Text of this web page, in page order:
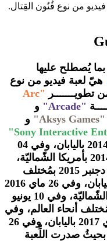
من نوع فُنُون القِتال.
بما يُصطلح عليها
هيّ لعبة فيديو من نوع
"Arc
"Arcade"
و
"Aksys Games"
و
صدرت في 20 فبراير 2014 باليابان، وفي 04
دجنبر 2014 باليابان، وفي 16 دجنبر 2014 بأمريكا الشّماليّة،
وفي 03 يونيو 2015 بأُوروبا، وفي 09 دجنبر 2015 بمُختلف
أنحاء العالم، وفي 25 غشت 2015 باليابان، وفي 26 ماي 2016
باليابان، وفي 07 يونيو 2016 بأمريكا الشّماليّة، وفي 10 يونيو
بأُوروبا، وفي 14 دجنبر 2016 بمُختلف أنحاء العالم، وفي
30 مارس 2017 باليابان، وفي 25 ماي 2017 باليابان، وفي 26
بحيثُ صدرت اللِّعبة